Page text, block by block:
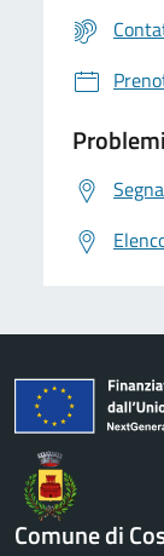
Comune di